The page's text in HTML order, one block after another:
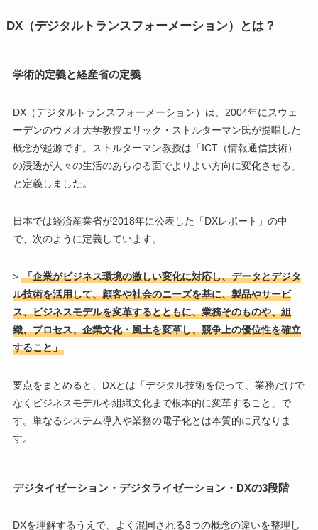
DX（デジタルトランスフォーメーション）とは？
学術的定義と経産省の定義
DX（デジタルトランスフォーメーション）は、2004年にスウェ
ーデンのウメオ大学教授エリック・ストルターマン氏が提唱した
概念が起源です。ストルターマン教授は「ICT（情報通信技術）
の浸透が人々の生活のあらゆる面でよりよい方向に変化させる」
と定義しました。
日本では経済産業省が2018年に公表した「DXレポート」の中
で、次のように定義しています。
> 「企業がビジネス環境の激しい変化に対応し、データとデジタ
ル技術を活用して、顧客や社会のニーズを基に、製品やサービ
ス、ビジネスモデルを変革するとともに、業務そのものや、組
織、プロセス、企業文化・風土を変革し、競争上の優位性を確立
すること」
要点をまとめると、DXとは「デジタル技術を使って、業務だけで
なくビジネスモデルや組織文化まで根本的に変革すること」で
す。単なるシステム導入や業務の電子化とは本質的に異なりま
す。
デジタイゼーション・デジタライゼーション・DXの3段階
DXを理解するうえで、よく混同される3つの概念の違いを整理し